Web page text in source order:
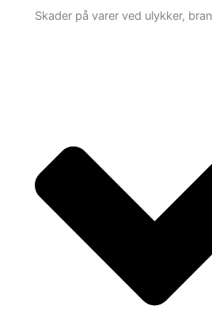
Skader på varer ved ulykker,